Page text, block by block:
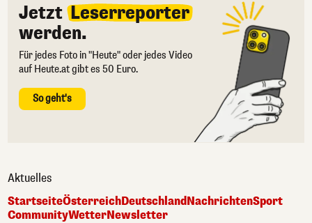
Jetzt Leserreporter
werden.
Für jedes Foto in "Heute" oder jedes Video
auf Heute.at gibt es 50 Euro.
So geht's
Aktuelles
StartseiteÖsterreichDeutschlandNachrichtenSport
CommunityWetterNewsletter